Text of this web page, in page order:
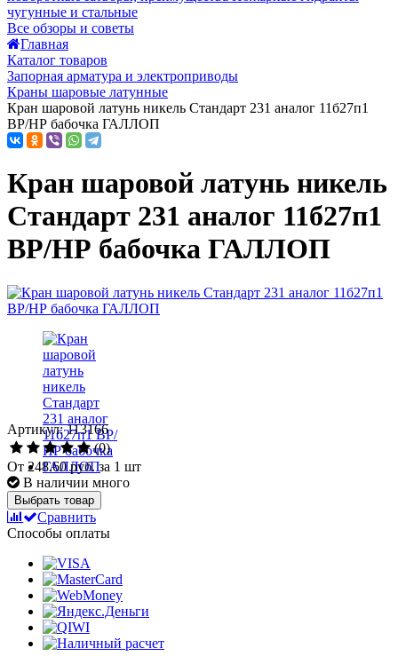
чугунные и стальные
Все обзоры и советы
Главная
Каталог товаров
Запорная арматура и электроприводы
Краны шаровые латунные
Кран шаровой латунь никель Стандарт 231 аналог 11б27п1
ВР/НР бабочка ГАЛЛОП
Кран шаровой латунь никель
Стандарт 231 аналог 11б27п1
ВР/НР бабочка ГАЛЛОП
Артикул: 113166
(0)
От 248.60 руб.за 1 шт
В наличии много
Выбрать товар
Сравнить
Способы оплаты